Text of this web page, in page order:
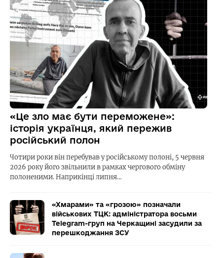
«Це зло має бути переможене»:
історія українця, який пережив
російський полон
Чотири роки він перебував у російському полоні, 5 червня
2026 року його звільнили в рамках чергового обміну
полоненими. Наприкінці липня…
«Хмарами» та «грозою» позначали
військових ТЦК: адміністратора восьми
Telegram-груп на Черкащині засудили за
перешкоджання ЗСУ